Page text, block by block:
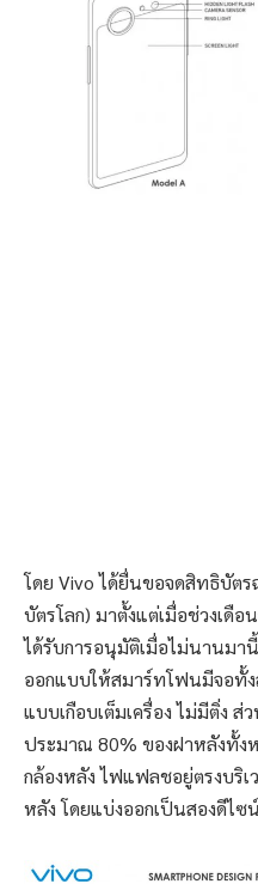
โดย Vivo ได้ยื่นขอจดสิทธิบัต
บัตรโลก) มาตั้งแต่เมื่อช่วงเดื
ได้รับการอนุมัติเมื่อไม่นานมา
ออกแบบให้สมาร์ทโฟนมีจอทั้
แบบเกือบเต็มเครื่อง ไม่มีติ่ง
ประมาณ 80% ของฝาหลังทั้
กล้องหลัง ไฟแฟลชอยู่ตรงบริ
หลัง โดยแบ่งออกเป็นสองดีไ